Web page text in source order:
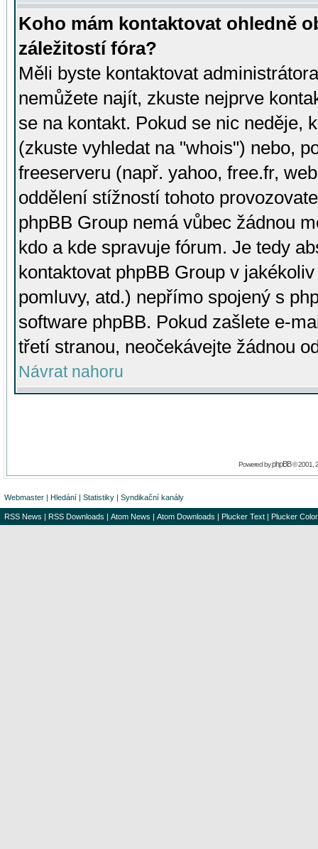
Koho mám kontaktovat ohledně
záležitostí fóra?
Měli byste kontaktovat
nemůžete najít, zkuste nejprve
se na kontakt. Pokud se nic neděje,
(zkuste vyhledat na "whois") nebo,
freeserveru (např. yahoo, free.fr,
oddělení stížností tohoto
phpBB Group nemá vůbec žádnou
kdo a kde spravuje fórum. Je tedy
kontaktovat phpBB Group v
pomluvy, atd.) nepřímo spojený s
software phpBB. Pokud zašlete e-
třetí stranou, neočekávejte žádnou
Návrat nahoru
Powered byphpBB© 2001,
Webmaster | Hledání | Statistiky | Syndikační kanály
RSS News | RSS Downloads | Atom News | Atom Downloads | Plucker Text | Plucker Color